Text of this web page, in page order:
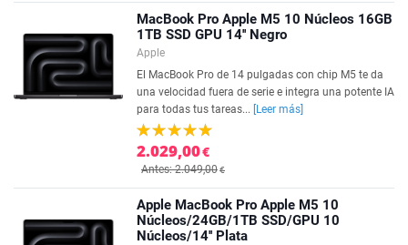
MacBook Pro Apple M5 10 Núcleos 16GB
1TB SSD GPU 14'' Negro
Apple
El MacBook Pro de 14 pulgadas con chip M5 te da
una velocidad fuera de serie e integra una potente IA
para todas tus tareas...
[Leer más]
2.029,00€
Antes: 2.049,00€
Apple MacBook Pro Apple M5 10
Núcleos/24GB/1TB SSD/GPU 10
Núcleos/14'' Plata